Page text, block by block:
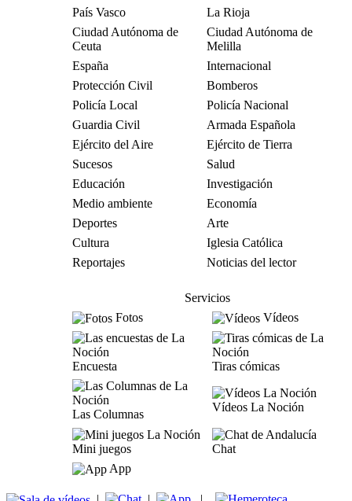
País Vasco
La Rioja
Ciudad Autónoma de
Ceuta
Ciudad Autónoma de
Melilla
España
Internacional
Protección Civil
Bomberos
Policía Local
Policía Nacional
Guardia Civil
Armada Española
Ejército del Aire
Ejército de Tierra
Sucesos
Salud
Educación
Investigación
Medio ambiente
Economía
Deportes
Arte
Cultura
Iglesia Católica
Reportajes
Noticias del lector
Servicios
Fotos
Vídeos
Encuesta Tiras cómicas
Las Columnas
Vídeos La Noción
Mini juegos
Chat
App